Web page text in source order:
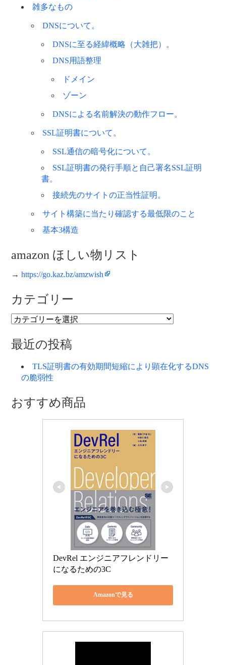
雑多なもの
DNSについて。
DNSに至る経緯概略（大雑把）。
DNS用語整理
ドメイン
ゾーン
DNSによる名前解決の動作フロー。
SSL証明書について。
SSL通信の暗号化について。
SSL証明書の発行手順と自己署名SSL証明
書。
接続先のサイトの正当性証明。
サイト構築に当たり確認する最低限のこと
基本3構造
amazon ほしい物リスト
→ https://go.kaz.bz/amzwish
カテゴリー
カ
ゴ
リ
最近の投稿
TLS証明書の有効期間短縮により顕在化するDNS
の脆弱性
おすすめ商品
DevRel エンジニアフレンドリー
になるための3C
Amazonで見る